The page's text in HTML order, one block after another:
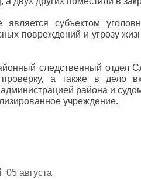
является субъектом
повреждений и угрозу
следственный отдел
проверку, а также в дело
района и
учреждение.
05 августа